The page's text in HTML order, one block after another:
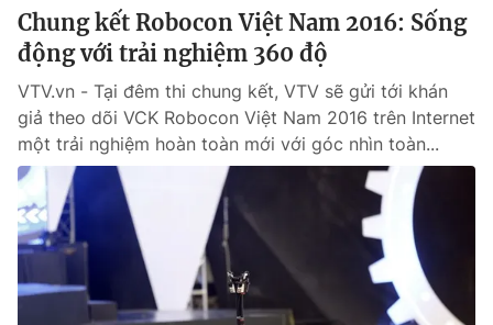
Chung kết Robocon Việt Nam 2016: Sống
động với trải nghiệm 360 độ
VTV.vn - Tại đêm thi chung kết, VTV sẽ gửi tới khán
giả theo dõi VCK Robocon Việt Nam 2016 trên Internet
một trải nghiệm hoàn toàn mới với góc nhìn toàn...